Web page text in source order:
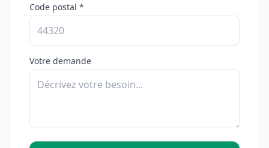
Code postal *
Votre demande